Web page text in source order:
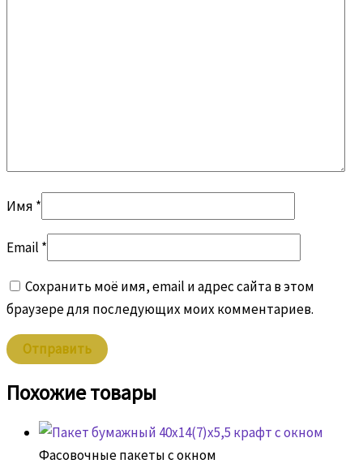
Имя *
Email *
Сохранить моё имя, email и адрес сайта в этом
браузере для последующих моих комментариев.
Похожие товары
Фасовочные пакеты с окном